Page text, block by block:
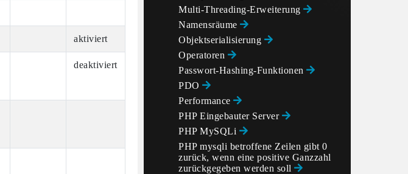
aktiviert
deaktiviert
Multi-Threading-Erweiterung
Namensräume
Objektserialisierung
Operatoren
Passwort-Hashing-Funktionen
PDO
Performance
PHP Eingebauter Server
PHP MySQLi
PHP mysqli betroffene Zeilen gibt 0
zurück, wenn eine positive Ganzzahl
zurückgegeben werden soll